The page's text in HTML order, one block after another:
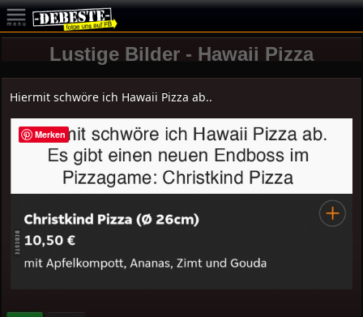
Lustige Bilder - Hawaii Pizza
Hiermit schwöre ich Hawaii Pizza ab..
Merken